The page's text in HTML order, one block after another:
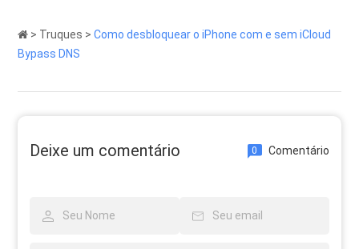
> Truques >Como desbloquear o iPhone com e sem iCloud
Bypass DNS
Deixe um comentário 0 Comentário